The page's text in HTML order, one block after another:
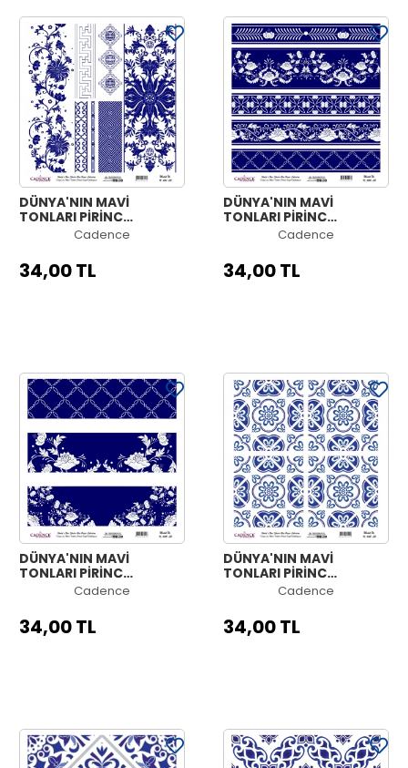
DÜNYA'NIN MAVİ
TONLARI PİRİNÇ
KOLEKSİYON BEYAZ
Cadence
34,00 TL
DÜNYA'NIN MAVİ
TONLARI PİRİNÇ
KOLEKSİYON BEYAZ
Cadence
34,00 TL
DÜNYA'NIN MAVİ
TONLARI PİRİNÇ
KOLEKSİYON BEYAZ
Cadence
34,00 TL
DÜNYA'NIN MAVİ
TONLARI PİRİNÇ
KOLEKSİYON BEYAZ
Cadence
34,00 TL